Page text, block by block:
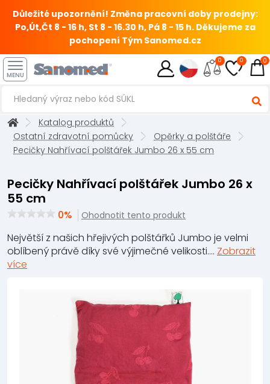
Důležité upozornění! Změna pracovní doby prodejny:
Po,Út,Čt 8 - 16 h, St 8 - 16.30 h, Pá 8 - 15 h. Děkujeme za
pochopení Tým Sanomed.cz
MENU
0 0 0
Katalog produktů
Ostatní zdravotní pomůcky
Opěrky a polštáře
Pecičky Nahřívací polštářek Jumbo 26 x 55 cm
Pecičky Nahřívací polštářek Jumbo 26 x
55 cm
0% Ohodnotit tento produkt
Největší z našich hřejivých polštářků Jumbo je velmi
oblíbený právě díky své výjimečné velikosti.... Zobrazit
více